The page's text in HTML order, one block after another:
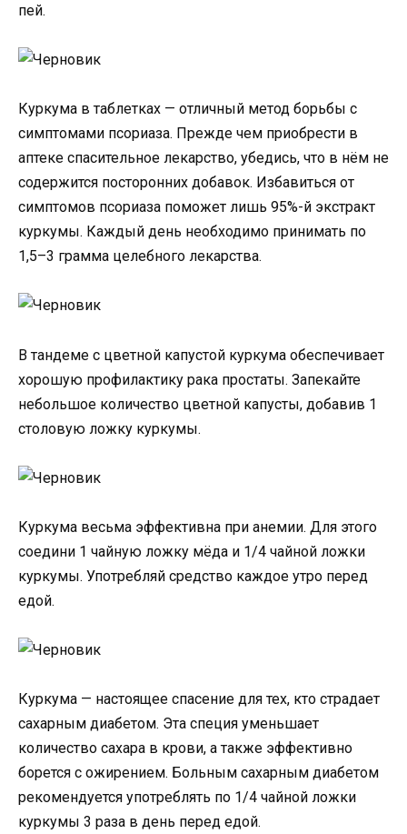
пей.
Куркума в таблетках — отличный метод борьбы с
симптомами псориаза. Прежде чем приобрести в
аптеке спасительное лекарство, убедись, что в нём не
содержится посторонних добавок. Избавиться от
симптомов псориаза поможет лишь 95%-й экстракт
куркумы. Каждый день необходимо принимать по
1,5–3 грамма целебного лекарства.
В тандеме с цветной капустой куркума обеспечивает
хорошую профилактику рака простаты. Запекайте
небольшое количество цветной капусты, добавив 1
столовую ложку куркумы.
Куркума весьма эффективна при анемии. Для этого
соедини 1 чайную ложку мёда и 1/4 чайной ложки
куркумы. Употребляй средство каждое утро перед
едой.
Куркума — настоящее спасение для тех, кто страдает
сахарным диабетом. Эта специя уменьшает
количество сахара в крови, а также эффективно
борется с ожирением. Больным сахарным диабетом
рекомендуется употреблять по 1/4 чайной ложки
куркумы 3 раза в день перед едой.